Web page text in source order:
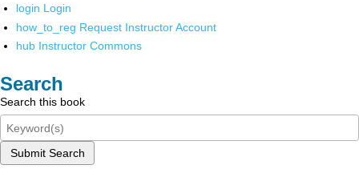
login Login
how_to_reg Request Instructor Account
hub Instructor Commons
Search
Search this book
Submit Search